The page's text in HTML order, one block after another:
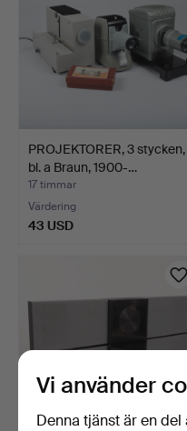
PROJEKTORER, 3 stycken,
bl. a Braun, 1900-…
17 timmar
Värdering
43 USD
Vi använder
Denna tjänst är en